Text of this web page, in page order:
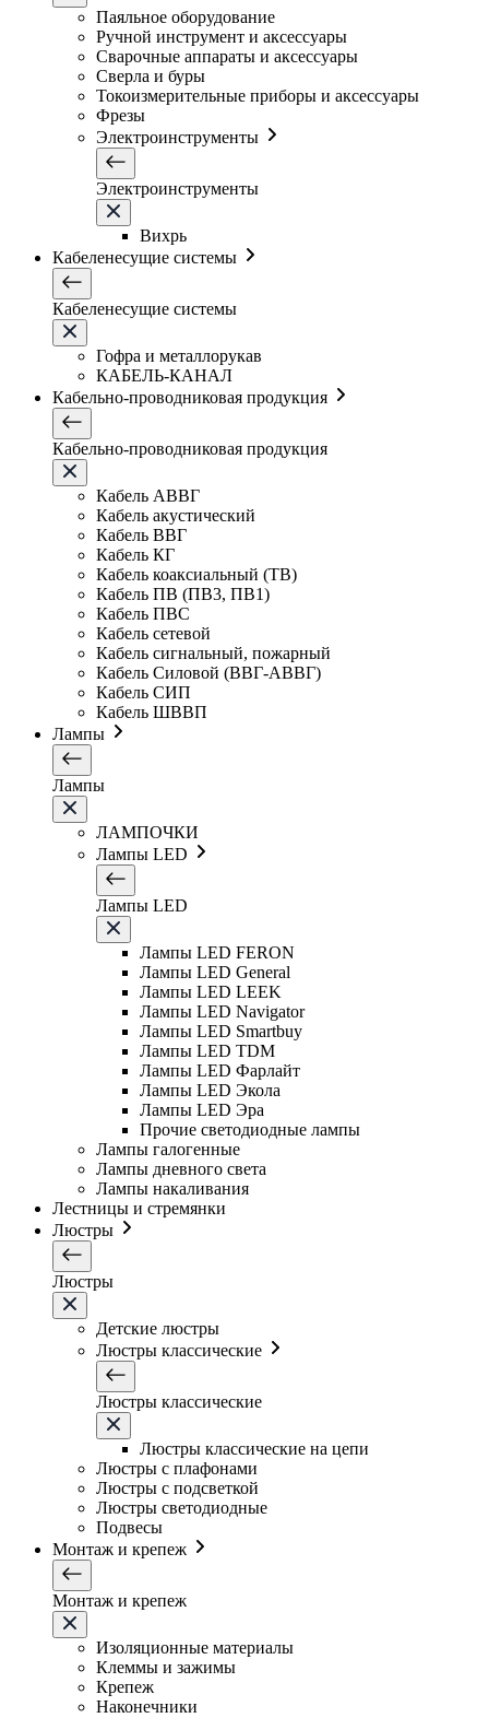
Паяльное оборудование
Ручной инструмент и аксессуары
Сварочные аппараты и аксессуары
Сверла и буры
Токоизмерительные приборы и аксессуары
Фрезы
Электроинструменты
Электроинструменты
Вихрь
Кабеленесущие системы
Кабеленесущие системы
Гофра и металлорукав
КАБЕЛЬ-КАНАЛ
Кабельно-проводниковая продукция
Кабельно-проводниковая продукция
Кабель АВВГ
Кабель акустический
Кабель ВВГ
Кабель КГ
Кабель коаксиальный (ТВ)
Кабель ПВ (ПВ3, ПВ1)
Кабель ПВС
Кабель сетевой
Кабель сигнальный, пожарный
Кабель Силовой (ВВГ-АВВГ)
Кабель СИП
Кабель ШВВП
Лампы
Лампы
ЛАМПОЧКИ
Лампы LED
Лампы LED
Лампы LED FERON
Лампы LED General
Лампы LED LEEK
Лампы LED Navigator
Лампы LED Smartbuy
Лампы LED TDM
Лампы LED Фарлайт
Лампы LED Экола
Лампы LED Эра
Прочие светодиодные лампы
Лампы галогенные
Лампы дневного света
Лампы накаливания
Лестницы и стремянки
Люстры
Люстры
Детские люстры
Люстры классические
Люстры классические
Люстры классические на цепи
Люстры с плафонами
Люстры с подсветкой
Люстры светодиодные
Подвесы
Монтаж и крепеж
Монтаж и крепеж
Изоляционные материалы
Клеммы и зажимы
Крепеж
Наконечники